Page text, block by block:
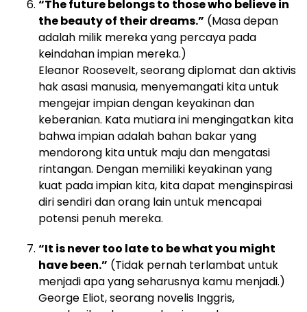
“The future belongs to those who believe in
the beauty of their dreams.” (Masa depan
adalah milik mereka yang percaya pada
keindahan impian mereka.)
Eleanor Roosevelt, seorang diplomat dan aktivis
hak asasi manusia, menyemangati kita untuk
mengejar impian dengan keyakinan dan
keberanian. Kata mutiara ini mengingatkan kita
bahwa impian adalah bahan bakar yang
mendorong kita untuk maju dan mengatasi
rintangan. Dengan memiliki keyakinan yang
kuat pada impian kita, kita dapat menginspirasi
diri sendiri dan orang lain untuk mencapai
potensi penuh mereka.
“It is never too late to be what you might
have been.” (Tidak pernah terlambat untuk
menjadi apa yang seharusnya kamu menjadi.)
George Eliot, seorang novelis Inggris,